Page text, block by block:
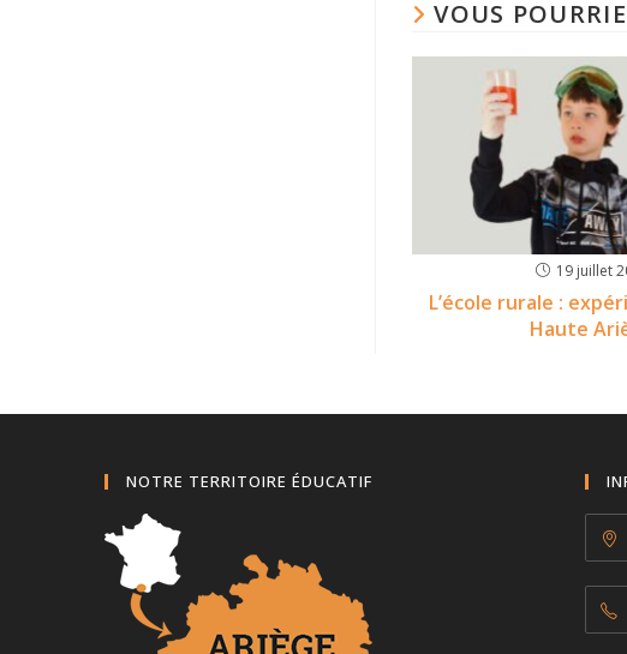
VOUS
19 juillet
L’école rurale :
Haute
NOTRE TERRITOIRE ÉDUCATIF